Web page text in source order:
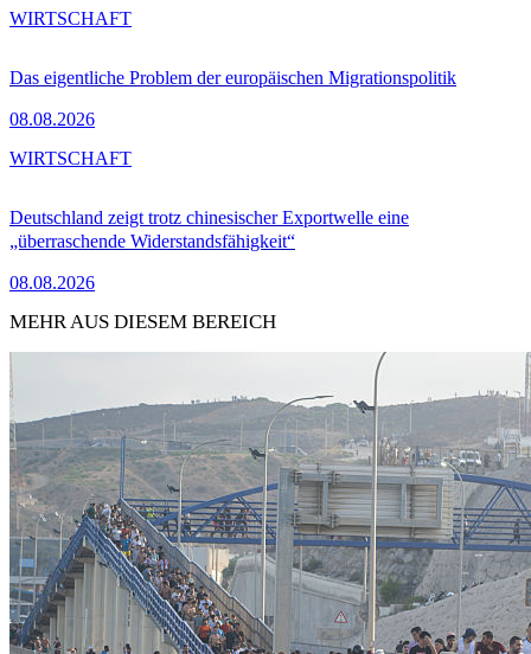
Das eigentliche Problem der europäischen Migrationspolitik
08.08.2026
WIRTSCHAFT
Deutschland zeigt trotz chinesischer Exportwelle eine
„überraschende Widerstandsfähigkeit“
08.08.2026
WIRTSCHAFT
MEHR AUS DIESEM BEREICH